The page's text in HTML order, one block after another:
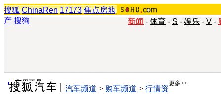
搜狐 ChinaRen 17173 焦点房地
产 搜狗 新闻 - 体育 - S - 娱乐 - V -
实用工具 更多>>
汽车频道 > 购车频道 > 行情资